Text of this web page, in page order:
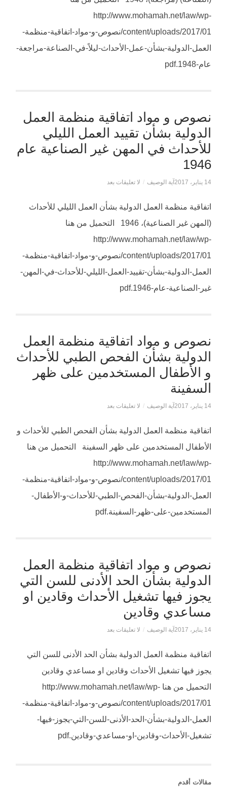
http://www.mohamah.net/law/wp-
content/uploads/2017/01/نصوص-و-مواد-اتفاقية-منظمة-
العمل-الدولية-بشأن-عمل-الأحداث-ليلاً-في-الصناعة-مراجعة-
عام-1948.pdf
نصوص و مواد اتفاقية منظمة العمل
الدولية بشأن تقييد العمل الليلي
للأحداث في المهن غير الصناعية عام
1946
14 يناير، 2017 آية الوصيف / لا تعليقات بعد
اتفاقية منظمة العمل الدولية بشأن العمل الليلي للأحداث
(المهن غير الصناعية)، 1946 التحميل من هنا
http://www.mohamah.net/law/wp-
content/uploads/2017/01/نصوص-و-مواد-اتفاقية-منظمة-
العمل-الدولية-بشأن-تقييد-العمل-الليلي-للأحداث-في-المهن-
غير-الصناعية-عام-1946.pdf
نصوص و مواد اتفاقية منظمة العمل
الدولية بشأن الفحص الطبي للأحداث
و الأطفال المستخدمين على ظهر
السفينة
14 يناير، 2017 آية الوصيف / لا تعليقات بعد
اتفاقية منظمة العمل الدولية بشأن الفحص الطبي للأحداث و
الأطفال المستخدمين على ظهر السفينة التحميل من هنا
http://www.mohamah.net/law/wp-
content/uploads/2017/01/نصوص-و-مواد-اتفاقية-منظمة-
العمل-الدولية-بشأن-الفحص-الطبي-للأحداث-و-الأطفال-
المستخدمين-على-ظهر-السفينة.pdf
نصوص و مواد اتفاقية منظمة العمل
الدولية بشأن الحد الأدنى للسن التي
يجوز فيها تشغيل الأحداث وقادين او
مساعدي وقادين
14 يناير، 2017 آية الوصيف / لا تعليقات بعد
اتفاقية منظمة العمل الدولية بشأن الحد الأدنى للسن التي
يجوز فيها تشغيل الأحداث وقادين او مساعدي وقادين
التحميل من هنا http://www.mohamah.net/law/wp-
content/uploads/2017/01/نصوص-و-مواد-اتفاقية-منظمة-
العمل-الدولية-بشأن-الحد-الأدنى-للسن-التي-يجوز-فيها-
تشغيل-الأحداث-وقادين-او-مساعدي-وقادين.pdf
مقالات أقدم